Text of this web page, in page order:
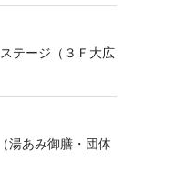
テージ（３Ｆ大広
あみ御膳・団体